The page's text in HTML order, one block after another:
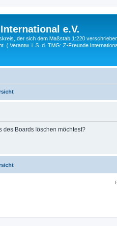
e.V.
der sich dem Maßstab 1:220
( Verantw. i. S. d. TMG: Z-Freunde
des Boards löschen möchtest?